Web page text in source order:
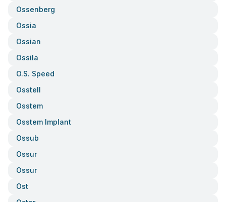
Ossenberg
Ossia
Ossian
Ossila
O.s. Speed
Osstell
Osstem
Osstem Implant
Ossub
Ossur
Ossur
Ost